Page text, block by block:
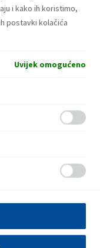
i kako ih koristimo,
postavki kolačića
Uvijek omogućeno